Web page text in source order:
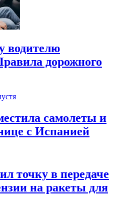
водителю
дорожного
самолеты и
с Испанией
точку в передаче
на ракеты для